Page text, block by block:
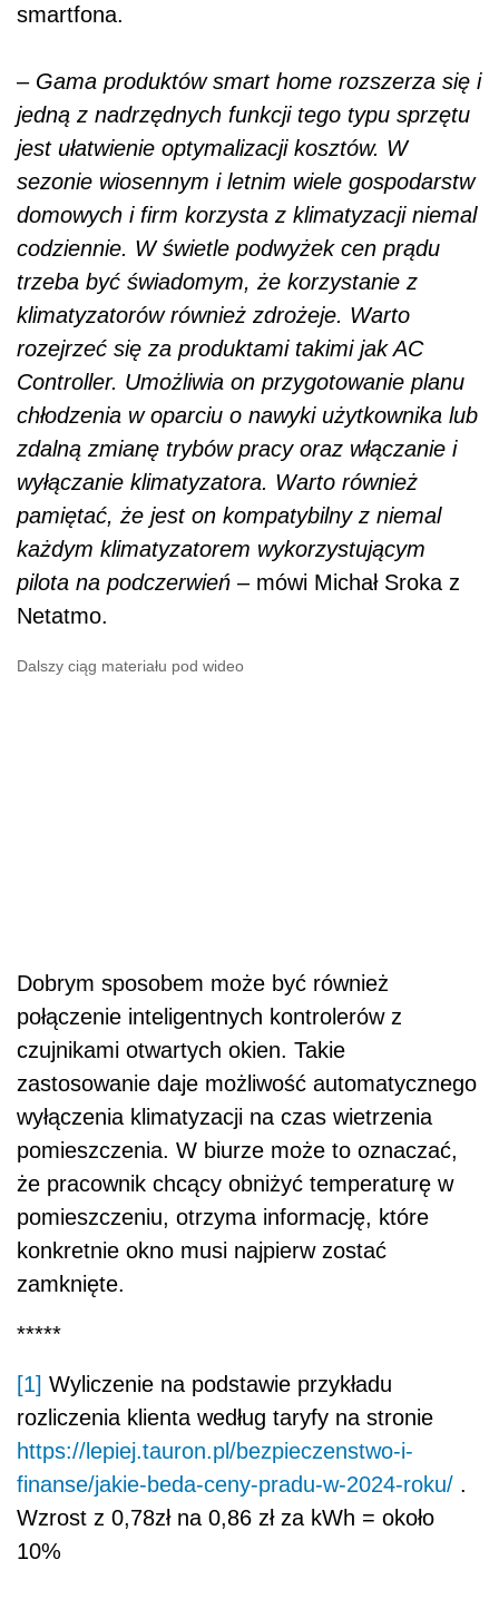
smartfona.
– Gama produktów smart home rozszerza się i
jedną z nadrzędnych funkcji tego typu sprzętu
jest ułatwienie optymalizacji kosztów. W
sezonie wiosennym i letnim wiele gospodarstw
domowych i firm korzysta z klimatyzacji niemal
codziennie. W świetle podwyżek cen prądu
trzeba być świadomym, że korzystanie z
klimatyzatorów również zdrożeje. Warto
rozejrzeć się za produktami takimi jak AC
Controller. Umożliwia on przygotowanie planu
chłodzenia w oparciu o nawyki użytkownika lub
zdalną zmianę trybów pracy oraz włączanie i
wyłączanie klimatyzatora. Warto również
pamiętać, że jest on kompatybilny z niemal
każdym klimatyzatorem wykorzystującym
pilota na podczerwień – mówi Michał Sroka z
Netatmo.
Dalszy ciąg materiału pod wideo
Dobrym sposobem może być również
połączenie inteligentnych kontrolerów z
czujnikami otwartych okien. Takie
zastosowanie daje możliwość automatycznego
wyłączenia klimatyzacji na czas wietrzenia
pomieszczenia. W biurze może to oznaczać,
że pracownik chcący obniżyć temperaturę w
pomieszczeniu, otrzyma informację, które
konkretnie okno musi najpierw zostać
zamknięte.
*****
[1] Wyliczenie na podstawie przykładu
rozliczenia klienta według taryfy na stronie
https://lepiej.tauron.pl/bezpieczenstwo-i-
finanse/jakie-beda-ceny-pradu-w-2024-roku/ .
Wzrost z 0,78zł na 0,86 zł za kWh = około
10%